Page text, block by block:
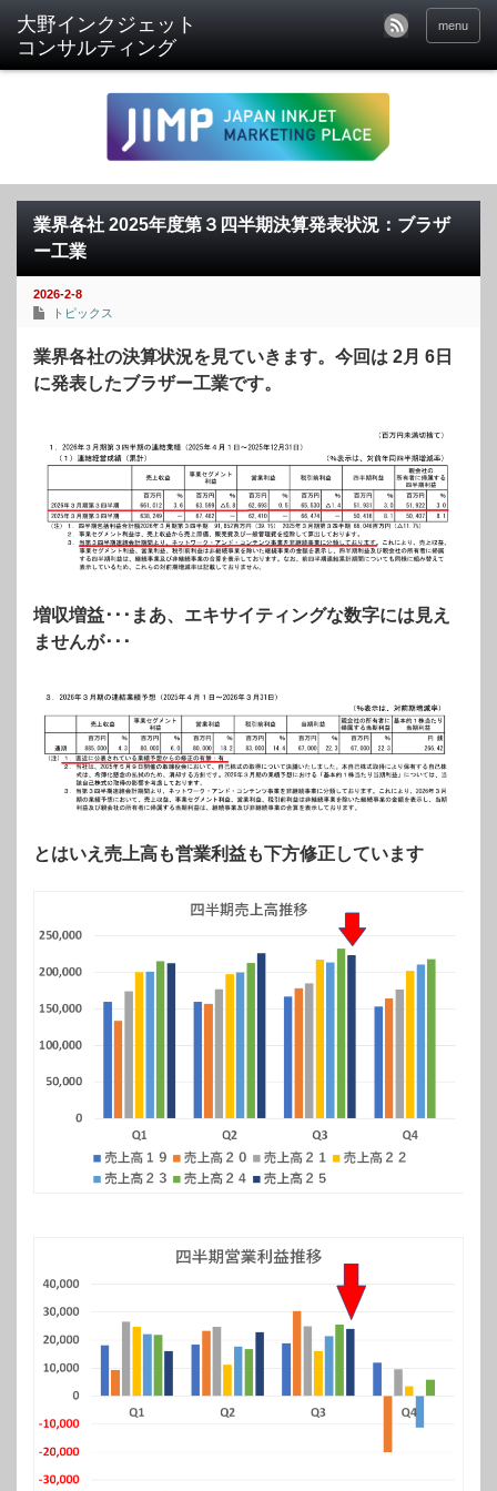
menu
業界各社 2025年度第３四半期決算発表状況：ブラザ
ー工業
2026-2-8
トピックス
業界各社の決算状況を見ていきます。今回は 2月 6日
に発表したブラザー工業です。
増収増益･･･まあ、エキサイティングな数字には見え
ませんが･･･
とはいえ売上高も営業利益も下方修正しています